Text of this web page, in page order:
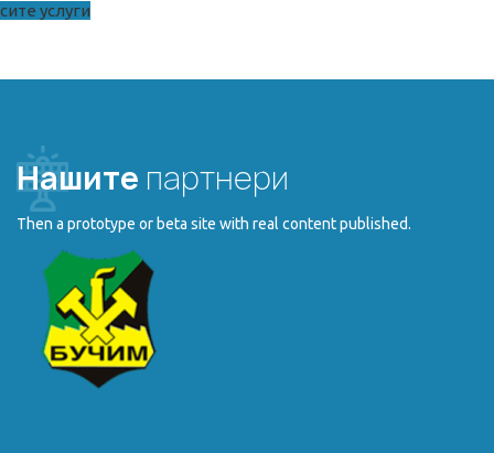
сите услуги
Нашите партнери
Then a prototype or beta site with real content published.